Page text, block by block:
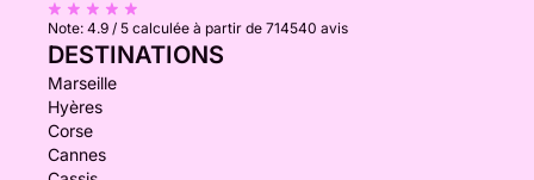
Note: 4.9 / 5 calculée à partir de 714540 avis
DESTINATIONS
Marseille
Hyères
Corse
Cannes